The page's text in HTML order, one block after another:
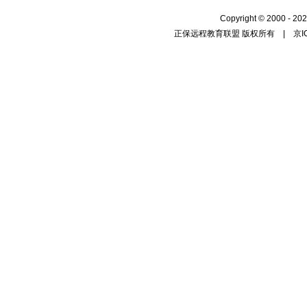
Copyright© 2000 -
正保远程教育联盟 版权所有 | 京